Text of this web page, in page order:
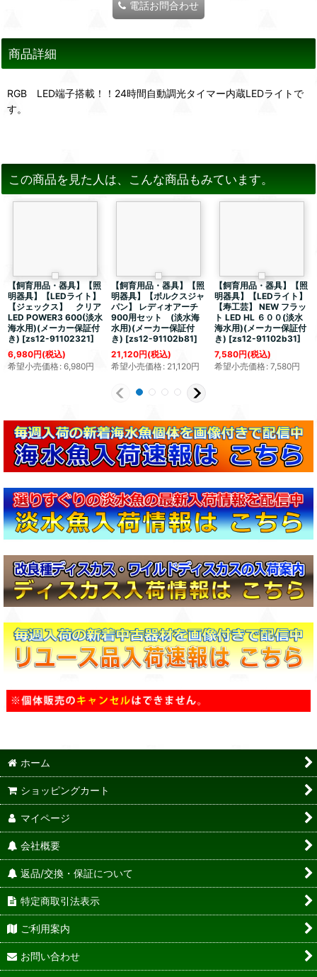
電話お問合わせ
商品詳細
RGB LED端子搭載！！24時間自動調光タイマー内蔵LEDライトで
す。
この商品を見た人は、こんな商品もみています。
【飼育用品・器具】【照
明器具】【LEDライト】
【ジェックス】 クリア
LED POWER3 600(淡水
海水用)(メーカー保証付
き) [zs12-91102321]
6,980円(税込)
希望小売価格: 6,980円
【飼育用品・器具】【照
明器具】【ボルクスジャ
パン】 レディオアーチ
900用セット (淡水海
水用)(メーカー保証付
き) [zs12-91102b81]
21,120円(税込)
希望小売価格: 21,120円
【飼育用品・器具】【照
明器具】【LEDライト】
【寿工芸】 NEW フラッ
ト LED HL ６００(淡水
海水用)(メーカー保証付
き) [zs12-91102b31]
7,580円(税込)
希望小売価格: 7,580円
ホーム
ショッピングカート
マイページ
会社概要
返品/交換・保証について
特定商取引法表示
ご利用案内
お問い合わせ